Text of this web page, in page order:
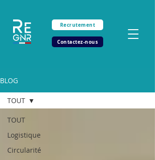
Recrutement
Contactez-nous
BLOG
TOUT
Logistique
Circularité
TOUT